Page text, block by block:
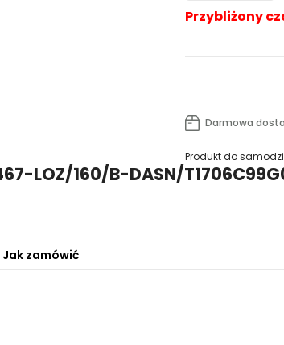
Przybliżony
Darmowa
Produkt do
LOZ/160/B-DASN/
Jak zamówić